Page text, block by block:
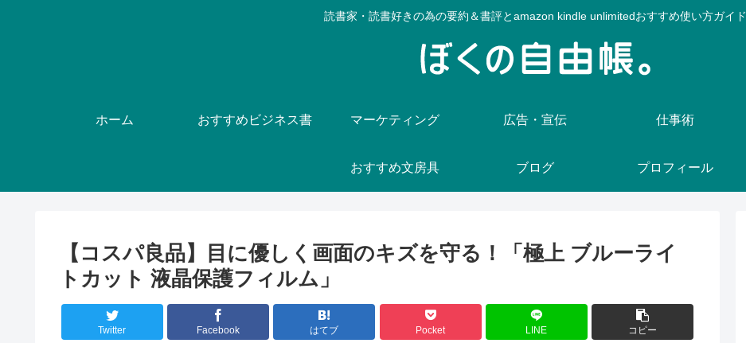
読書家・読書好きの為の要約＆書評とamazon kindle unlimitedおすすめ使い方ガイド
ホーム おすすめビジネス書 マーケティング 広告・宣伝 仕事術
おすすめ文房具 ブログ プロフィール
【コスパ良品】目に優しく画面のキズを守る！「極上 ブルーライ
トカット 液晶保護フィルム」
Twitter Facebook はてブ Pocket LINE コピー